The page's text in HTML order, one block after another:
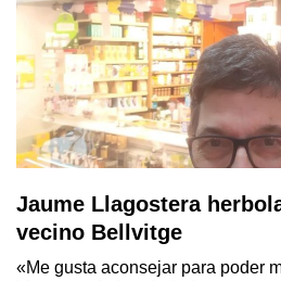
Jaume Llagostera
vecino Bellvitge
«Me gusta aconsejar para poder